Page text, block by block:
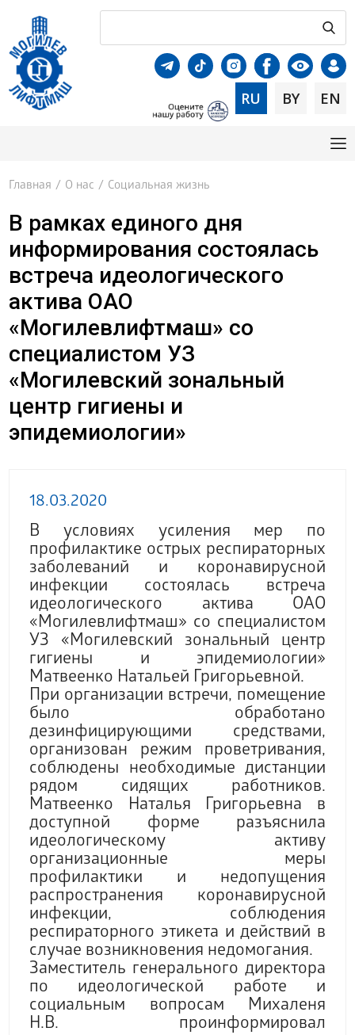
RU BY EN
Главная / О нас / Социальная жизнь
В рамках единого дня
информирования состоялась
встреча идеологического
актива ОАО
«Могилевлифтмаш» со
специалистом УЗ
«Могилевский зональный
центр гигиены и
эпидемиологии»
18.03.2020
В условиях усиления мер по
профилактике острых респираторных
заболеваний и коронавирусной
инфекции состоялась встреча
идеологического актива ОАО
«Могилевлифтмаш» со специалистом
УЗ «Могилевский зональный центр
гигиены и эпидемиологии»
Матвеенко Натальей Григорьевной.
При организации встречи, помещение
было обработано
дезинфицирующими средствами,
организован режим проветривания,
соблюдены необходимые дистанции
рядом сидящих работников.
Матвеенко Наталья Григорьевна в
доступной форме разъяснила
идеологическому активу
организационные меры
профилактики и недопущения
распространения коронавирусной
инфекции, соблюдения
респираторного этикета и действий в
случае возникновения недомогания.
Заместитель генерального директора
по идеологической работе и
социальным вопросам Михаленя
Н.В. проинформировал